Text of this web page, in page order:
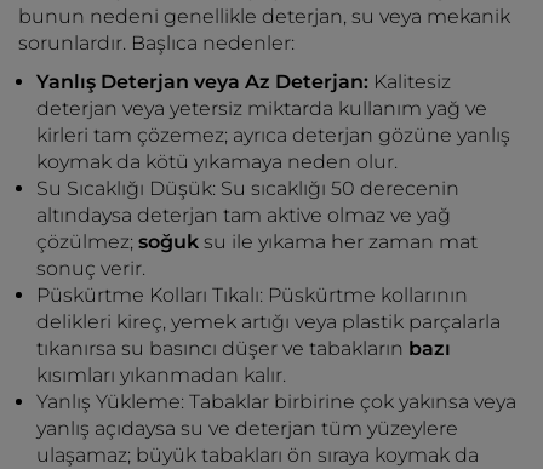
bunun nedeni genellikle deterjan, su veya mekanik
sorunlardır. Başlıca nedenler:
Yanlış Deterjan veya Az Deterjan: Kalitesiz
deterjan veya yetersiz miktarda kullanım yağ ve
kirleri tam çözemez; ayrıca deterjan gözüne yanlış
koymak da kötü yıkamaya neden olur.
Su Sıcaklığı Düşük: Su sıcaklığı 50 derecenin
altındaysa deterjan tam aktive olmaz ve yağ
çözülmez; soğuk su ile yıkama her zaman mat
sonuç verir.
Püskürtme Kolları Tıkalı: Püskürtme kollarının
delikleri kireç, yemek artığı veya plastik parçalarla
tıkanırsa su basıncı düşer ve tabakların bazı
kısımları yıkanmadan kalır.
Yanlış Yükleme: Tabaklar birbirine çok yakınsa veya
yanlış açıdaysa su ve deterjan tüm yüzeylere
ulaşamaz; büyük tabakları ön sıraya koymak da